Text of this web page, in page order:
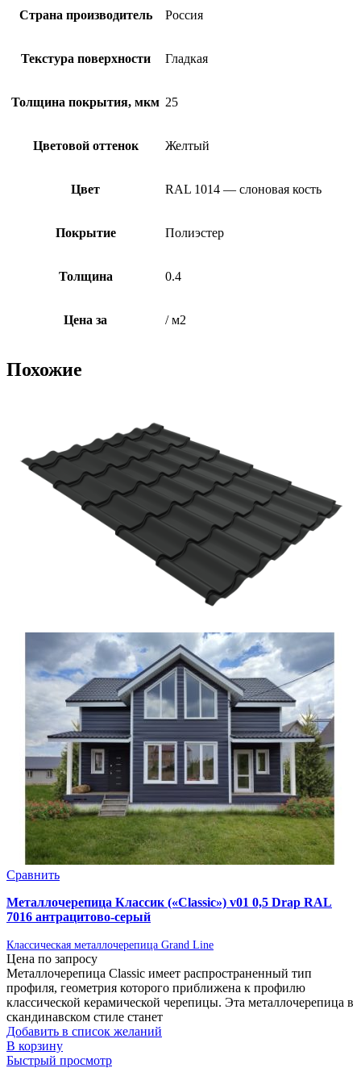
Страна производитель Россия
Текстура поверхности Гладкая
Толщина покрытия, мкм 25
Цветовой оттенок Желтый
Цвет RAL 1014 — слоновая кость
Покрытие Полиэстер
Толщина 0.4
Цена за / м2
Похожие
Сравнить
Металлочерепица Классик («Classic») v01 0,5 Drap RAL
7016 антрацитово-серый
Классическая металлочерепица Grand Line
Цена по запросу
Металлочерепица Classic имеет распространенный тип
профиля, геометрия которого приближена к профилю
классической керамической черепицы. Эта металлочерепица в
скандинавском стиле станет
Добавить в список желаний
В корзину
Быстрый просмотр